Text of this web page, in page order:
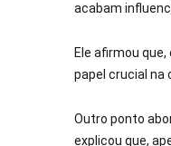
acabam
Ele afirmou
papel crucial na
Outro ponto
explicou que,